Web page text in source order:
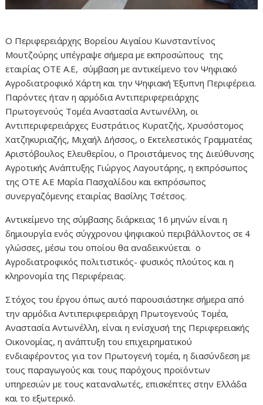
Ο Περιφερειάρχης Βορείου Αιγαίου Κωνσταντίνος
Μουτζούρης υπέγραψε σήμερα με εκπροσώπους της
εταιρίας ΟΤΕ Α.Ε, σύμβαση με αντικείμενο τον Ψηφιακό
Αγροδιατροφικό Χάρτη και την Ψηφιακή Έξυπνη Περιφέρεια.
Παρόντες ήταν η αρμόδια Αντιπεριφερειάρχης
Πρωτογενούς Τομέα Αναστασία Αντωνέλλη, οι
Αντιπεριφερειάρχες Ευστράτιος Κυρατζής, Χρυσόστομος
Χατζηκυριαζής, Μιχαήλ Δήσσος, ο Εκτελεστικός Γραμματέας
Αριστόβουλος Ελευθερίου, ο Προιστάμενος της Διεύθυνσης
Αγροτικής Ανάπτυξης Γιώργος Λαγουτάρης, η εκπρόσωπος
της ΟΤΕ Α.Ε Μαρία Πασχαλίδου και εκπρόσωπος
συνεργαζόμενης εταιρίας Βασίλης Τσέτσος.
Αντικείμενο της σύμβασης διάρκειας 16 μηνών είναι η
δημιουργία ενός σύγχρονου ψηφιακού περιβάλλοντος σε 4
γλώσσες, μέσω του οποίου θα αναδεικνύεται ο
Αγροδιατροφικός πολιτιστικός- φυσικός πλούτος και η
κληρονομία της Περιφέρειας.
Στόχος του έργου όπως αυτό παρουσιάστηκε σήμερα από
την αρμόδια Αντιπεριφερειάρχη Πρωτογενούς Τομέα,
Αναστασία Αντωνέλλη, είναι η ενίσχυσή της Περιφερειακής
Οικονομίας, η ανάπτυξη του επιχειρηματικού
ενδιαφέροντος για τον Πρωτογενή τομέα, η διασύνδεση με
τους παραγωγούς και τους παρόχους προϊόντων
υπηρεσιών με τους καταναλωτές, επισκέπτες στην Ελλάδα
και το εξωτερικό.